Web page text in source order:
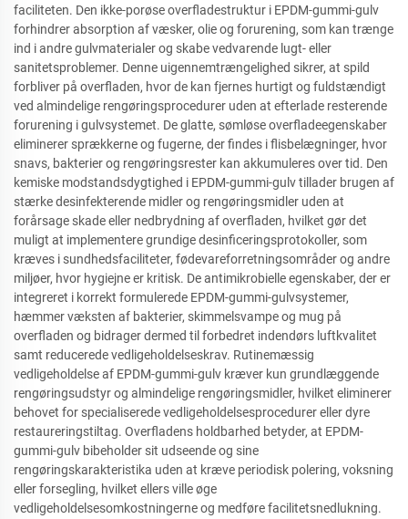
faciliteten. Den ikke-porøse overfladestruktur i EPDM-gummi-gulv
forhindrer absorption af væsker, olie og forurening, som kan trænge
ind i andre gulvmaterialer og skabe vedvarende lugt- eller
sanitetsproblemer. Denne uigennemtrængelighed sikrer, at spild
forbliver på overfladen, hvor de kan fjernes hurtigt og fuldstændigt
ved almindelige rengøringsprocedurer uden at efterlade resterende
forurening i gulvsystemet. De glatte, sømløse overfladeegenskaber
eliminerer sprækkerne og fugerne, der findes i flisbelægninger, hvor
snavs, bakterier og rengøringsrester kan akkumuleres over tid. Den
kemiske modstandsdygtighed i EPDM-gummi-gulv tillader brugen af
stærke desinfekterende midler og rengøringsmidler uden at
forårsage skade eller nedbrydning af overfladen, hvilket gør det
muligt at implementere grundige desinficeringsprotokoller, som
kræves i sundhedsfaciliteter, fødevareforretningsområder og andre
miljøer, hvor hygiejne er kritisk. De antimikrobielle egenskaber, der er
integreret i korrekt formulerede EPDM-gummi-gulvsystemer,
hæmmer væksten af bakterier, skimmelsvampe og mug på
overfladen og bidrager dermed til forbedret indendørs luftkvalitet
samt reducerede vedligeholdelseskrav. Rutinemæssig
vedligeholdelse af EPDM-gummi-gulv kræver kun grundlæggende
rengøringsudstyr og almindelige rengøringsmidler, hvilket eliminerer
behovet for specialiserede vedligeholdelsesprocedurer eller dyre
restaureringstiltag. Overfladens holdbarhed betyder, at EPDM-
gummi-gulv bibeholder sit udseende og sine
rengøringskarakteristika uden at kræve periodisk polering, voksning
eller forsegling, hvilket ellers ville øge
vedligeholdelsesomkostningerne og medføre facilitetsnedlukning.